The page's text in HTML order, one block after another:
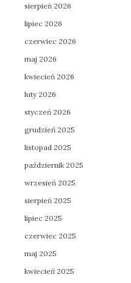
sierpień 2026
lipiec 2026
czerwiec 2026
maj 2026
kwiecień 2026
luty 2026
styczeń 2026
grudzień 2025
listopad 2025
październik 2025
wrzesień 2025
sierpień 2025
lipiec 2025
czerwiec 2025
maj 2025
kwiecień 2025